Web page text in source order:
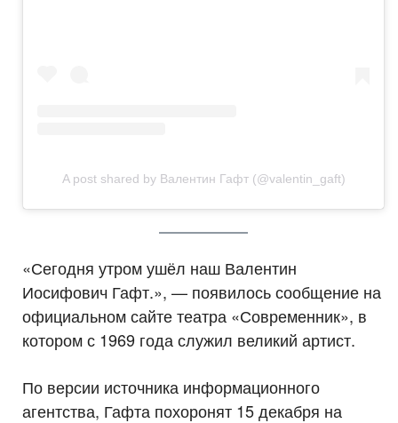
A post shared by Валентин Гафт (@valentin_gaft)
«Сегодня утром ушёл наш Валентин
Иосифович Гафт.», — появилось сообщение на
официальном сайте театра «Современник», в
котором с 1969 года служил великий артист.
По версии источника информационного
агентства, Гафта похоронят 15 декабря на